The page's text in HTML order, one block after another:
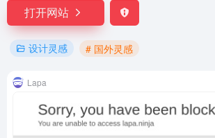
打开网站
设计灵感 # 国外灵感
Lapa